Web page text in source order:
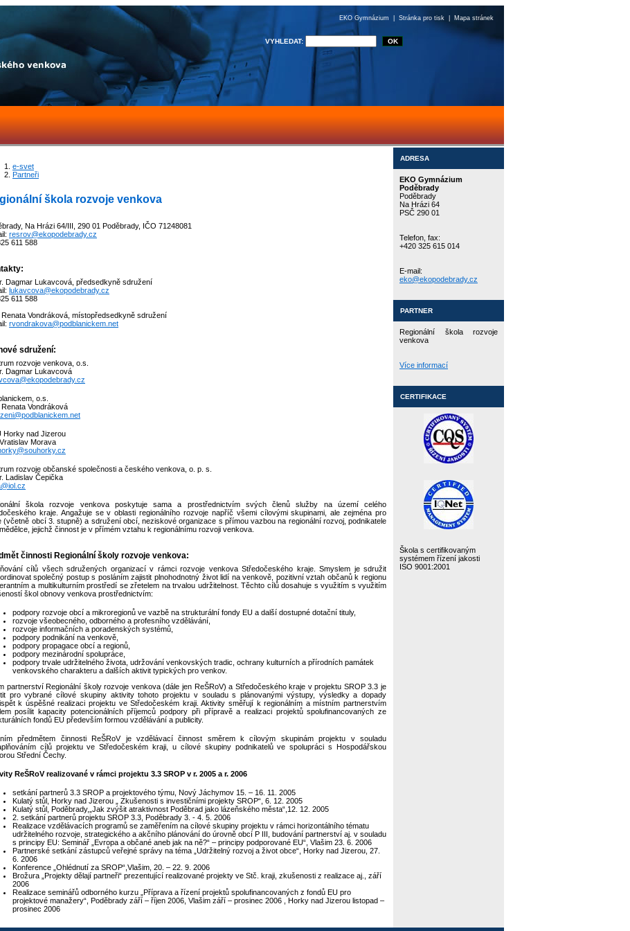
EKO Gymnázium Stránka pro tisk Mapa stránek
VYHLEDAT:
e-svet
Partneři
škola rozvoje venkova
Na Hrázi 64/III, 290 01 Poděbrady, IČO 71248081
resrov@ekopodebrady.cz
611 588
Dagmar Lukavcová, předsedkyně sdružení
lukavcova@ekopodebrady.cz
611 588
Renata Vondráková, místopředsedkyně sdružení
rvondrakova@podblanickem.net
sdružení:
rozvoje venkova, o.s.
Dagmar Lukavcová
o.s.
Renata Vondráková
Horky nad Jizerou
Morava
rozvoje občanské společnosti a českého venkova, o. p. s.
Ladislav Čepička
škola rozvoje venkova poskytuje sama a prostřednictvím svých členů služby na území celého
kraje. Angažuje se v oblasti regionálního rozvoje napříč všemi cílovými skupinami, ale zejména pro
(včetně obcí 3. stupně) a sdružení obcí, neziskové organizace s přímou vazbou na regionální rozvoj, podnikatele
jejichž činnost je v přímém vztahu k regionálnímu rozvoji venkova.
činnosti Regionální školy rozvoje venkova:
cílů všech sdružených organizací v rámci rozvoje venkova Středočeského kraje. Smyslem je sdružit
společný postup s posláním zajistit plnohodnotný život lidí na venkově, pozitivní vztah občanů k regionu
a multikulturním prostředí se zřetelem na trvalou udržitelnost. Těchto cílů dosahuje s využitím s využitím
škol obnovy venkova prostřednictvím:
podpory rozvoje obcí a mikroregionů ve vazbě na strukturální fondy EU a další dostupné dotační tituly,
rozvoje všeobecného, odborného a profesního vzdělávání,
rozvoje informačních a poradenských systémů,
podpory podnikání na venkově,
podpory propagace obcí a regionů,
podpory mezinárodní spolupráce,
podpory trvale udržitelného života, udržování venkovských tradic, ochrany kulturních a přírodních památek
venkovského charakteru a dalších aktivit typických pro venkov.
partnerství Regionální školy rozvoje venkova (dále jen ReŠRoV) a Středočeského kraje v projektu SROP 3.3 je
pro vybrané cílové skupiny aktivity tohoto projektu v souladu s plánovanými výstupy, výsledky a dopady
k úspěšné realizaci projektu ve Středočeském kraji. Aktivity směřují k regionálním a místním partnerstvím
posílit kapacity potencionálních příjemců podpory při přípravě a realizaci projektů spolufinancovaných ze
fondů EU především formou vzdělávání a publicity.
předmětem činnosti ReŠRoV je vzdělávací činnost směrem k cílovým skupinám projektu v souladu
cílů projektu ve Středočeském kraji, u cílové skupiny podnikatelů ve spolupráci s Hospodářskou
Střední Čechy.
ReŠRoV realizované v rámci projektu 3.3 SROP v r. 2005 a r. 2006
setkání partnerů 3.3 SROP a projektového týmu, Nový Jáchymov 15. – 16. 11. 2005
Kulatý stůl, Horky nad Jizerou „ Zkušenosti s investičními projekty SROP“, 6. 12. 2005
Kulatý stůl, Poděbrady,„Jak zvýšit atraktivnost Poděbrad jako lázeňského města“,12. 12. 2005
2. setkání partnerů projektu SROP 3.3, Poděbrady 3. - 4. 5. 2006
Realizace vzdělávacích programů se zaměřením na cílové skupiny projektu v rámci horizontálního tématu
udržitelného rozvoje, strategického a akčního plánování do úrovně obcí P III, budování partnerství aj. v souladu
s principy EU: Seminář „Evropa a občané aneb jak na ně?“ – principy podporované EU“, Vlašim 23. 6. 2006
Partnerské setkání zástupců veřejné správy na téma „Udržitelný rozvoj a život obce“, Horky nad Jizerou, 27.
6. 2006
Konference „Ohlédnutí za SROP“,Vlašim, 20. – 22. 9. 2006
Brožura „Projekty dělají partneři“ prezentující realizované projekty ve Stč. kraji, zkušenosti z realizace aj., září
2006
Realizace seminářů odborného kurzu „Příprava a řízení projektů spolufinancovaných z fondů EU pro
projektové manažery“, Poděbrady září – říjen 2006, Vlašim září – prosinec 2006 , Horky nad Jizerou listopad –
prosinec 2006
ADRESA
EKO Gymnázium
Poděbrady
Poděbrady
Na Hrázi 64
PSČ 290 01
Telefon, fax:
+420 325 615 014
E-mail:
eko@ekopodebrady.cz
PARTNER
Regionální škola rozvoje
venkova
Více informací
CERTIFIKACE
Škola s certifikovaným
systémem řízení jakosti
ISO 9001:2001